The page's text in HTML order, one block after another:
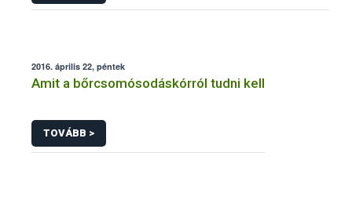
2016. április 22, péntek
Amit a bőrcsomósodáskórról tudni kell
TOVÁBB >